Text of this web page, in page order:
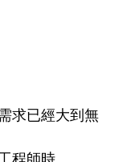
求已經大到無
程師時